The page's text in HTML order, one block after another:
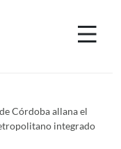
Córdoba allana el
integrado